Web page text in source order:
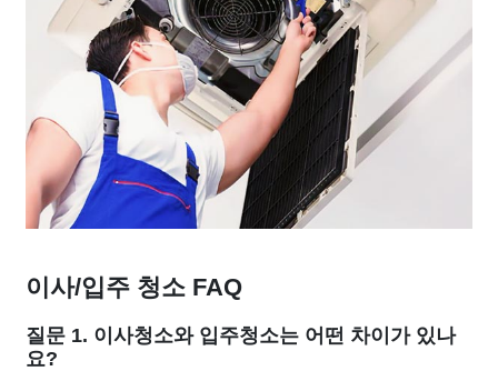
이사/입주 청소 FAQ
질문 1. 이사청소와 입주청소는 어떤 차이가 있나
요?